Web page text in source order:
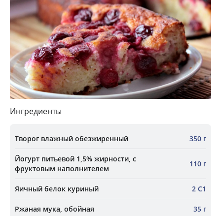
Ингредиенты
Творог влажный обезжиренный 350 г
Йогурт питьевой 1,5% жирности, с
фруктовым наполнителем
110 г
Яичный белок куриный 2 С1
Ржаная мука, обойная 35 г